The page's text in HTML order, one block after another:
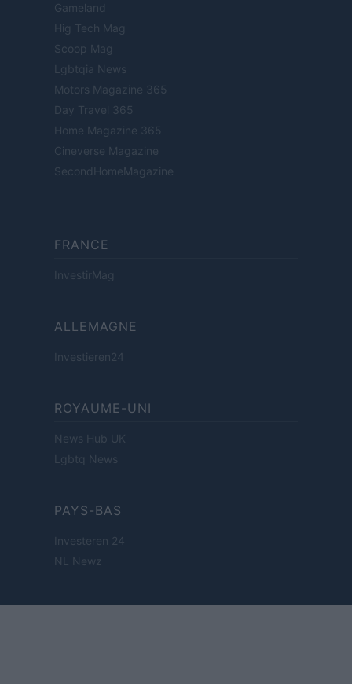
Gameland
Hig Tech Mag
Scoop Mag
Lgbtqia News
Motors Magazine 365
Day Travel 365
Home Magazine 365
Cineverse Magazine
SecondHomeMagazine
FRANCE
InvestirMag
ALLEMAGNE
Investieren24
ROYAUME-UNI
News Hub UK
Lgbtq News
PAYS-BAS
Investeren 24
NL Newz